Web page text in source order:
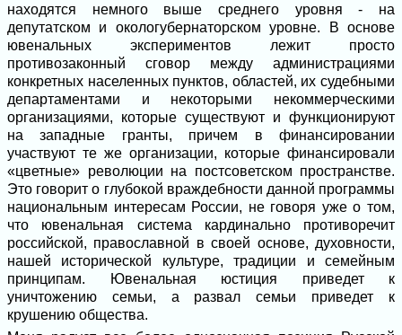
находятся немного выше среднего уровня - на
депутатском и окологубернаторском уровне. В основе
ювенальных экспериментов лежит просто
противозаконный сговор между администрациями
конкретных населенных пунктов, областей, их судебными
департаментами и некоторыми некоммерческими
организациями, которые существуют и функционируют
на западные гранты, причем в финансировании
участвуют те же организации, которые финансировали
«цветные» революции на постсоветском пространстве.
Это говорит о глубокой враждебности данной программы
национальным интересам России, не говоря уже о том,
что ювенальная система кардинально противоречит
российской, православной в своей основе, духовности,
нашей исторической культуре, традиции и семейным
принципам. Ювенальная юстиция приведет к
уничтожению семьи, а развал семьи приведет к
крушению общества.